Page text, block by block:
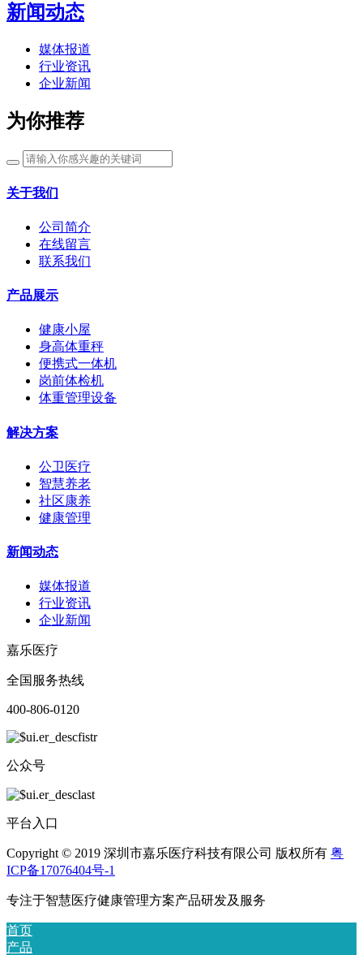
新闻动态
媒体报道
行业资讯
企业新闻
为你推荐
关于我们
公司简介
在线留言
联系我们
产品展示
健康小屋
身高体重秤
便携式一体机
岗前体检机
体重管理设备
解决方案
公卫医疗
智慧养老
社区康养
健康管理
新闻动态
媒体报道
行业资讯
企业新闻
嘉乐医疗
全国服务热线
400-806-0120
公众号
平台入口
Copyright © 2019 深圳市嘉乐医疗科技有限公司 版权所有 粤
ICP备17076404号-1
专注于智慧医疗健康管理方案产品研发及服务
首页
产品